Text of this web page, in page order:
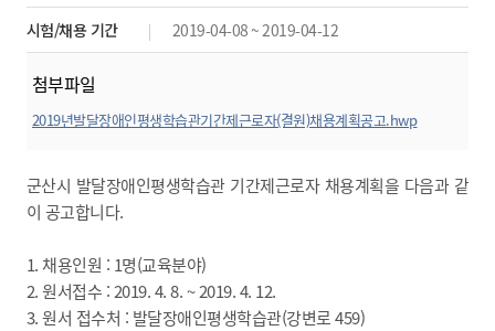
시험/채용 기간 2019-04-08 ~ 2019-04-12
첨부파일
2019년발달장애인평생학습관기간제근로자(결원)채용계획공고.hwp
군산시 발달장애인평생학습관 기간제근로자 채용계획을 다음과 같
이 공고합니다.
1. 채용인원 : 1명(교육분야)
2. 원서접수 : 2019. 4. 8. ~ 2019. 4. 12.
3. 원서 접수처 : 발달장애인평생학습관(강변로 459)